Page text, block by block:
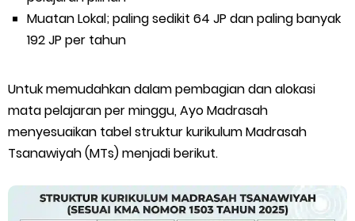
Muatan Lokal; paling sedikit 64 JP dan paling banyak
192 JP per tahun
Untuk memudahkan dalam pembagian dan alokasi
mata pelajaran per minggu, Ayo Madrasah
menyesuaikan tabel struktur kurikulum Madrasah
Tsanawiyah (MTs) menjadi berikut.